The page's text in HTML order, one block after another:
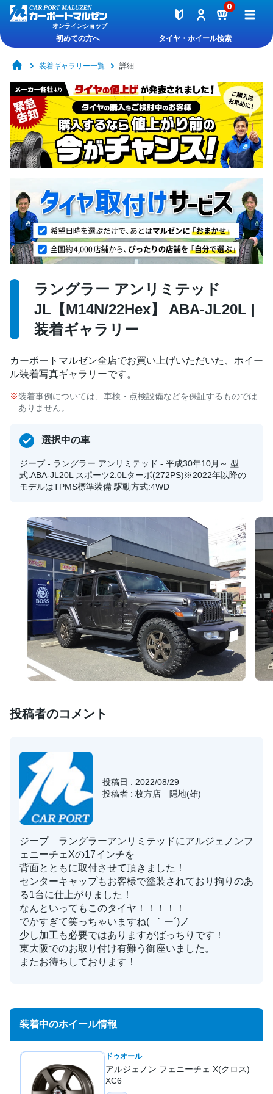
オンラインショップ
0
初めての方へ タイヤ・ホイール検索
装着ギャラリー一覧 詳細
ラングラー アンリミテッド
JL【M14N/22Hex】 ABA-JL20L |
装着ギャラリー
カーポートマルゼン全店でお買い上げいただいた、ホイー
ル装着写真ギャラリーです。
装着事例については、車検・点検設備などを保証するものでは
ありません。
選択中の車
ジープ - ラングラー アンリミテッド - 平成30年10月～ 型
式:ABA-JL20L スポーツ2.0Lターボ(272PS)※2022年以降の
モデルはTPMS標準装備 駆動方式:4WD
投稿者のコメント
投稿日 : 2022/08/29
投稿者 : 枚方店 隠地(雄)
ジープ ラングラーアンリミテッドにアルジェノンフ
ェニーチェXの17インチを
背面とともに取付させて頂きました！
センターキャップもお客様で塗装されており拘りのあ
る1台に仕上がりました！
なんといってもこのタイヤ！！！！！
でかすぎて笑っちゃいますね( ｀ー´)ノ
少し加工も必要ではありますがばっちりです！
東大阪でのお取り付け有難う御座いました。
またお待ちしております！
装着中のホイール情報
ドゥオール
アルジェノン フェニーチェ X(クロス)
XC6